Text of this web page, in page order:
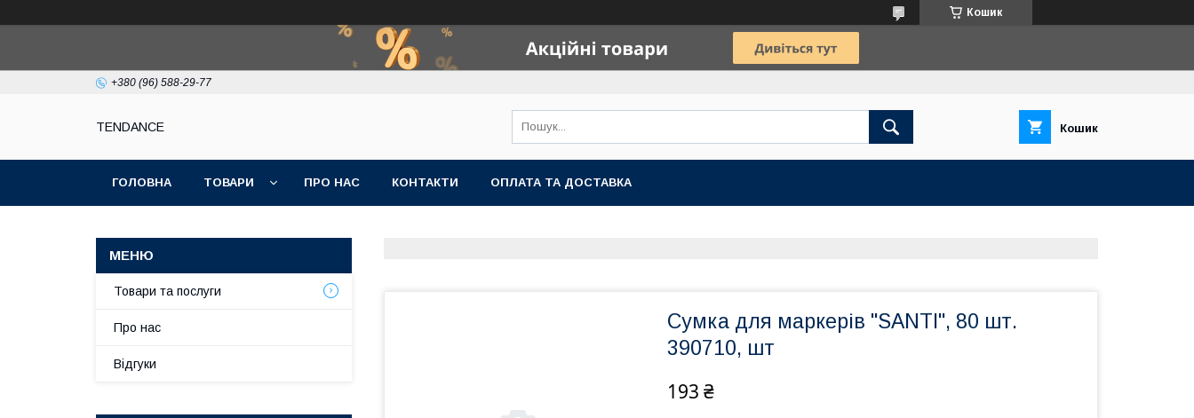
Кошик
+380 (96) 588-29-77
TENDANCE Кошик
ГОЛОВНА ТОВАРИ ПРО НАС КОНТАКТИ ОПЛАТА ТА ДОСТАВКА
Сумка для маркерів "SANTI", 80 шт.
390710, шт
193 ₴
Товари та послуги
Про нас
Відгуки